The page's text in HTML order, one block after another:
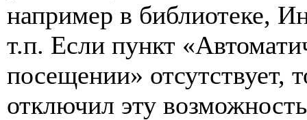
например в библиотеке,
т.п. Если пункт
посещении» отсутствует,
отключил эту